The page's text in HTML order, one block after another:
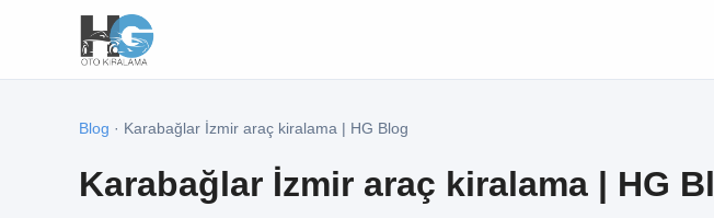
Blog · Karabağlar İzmir araç kiralama | HG Blog
Karabağlar İzmir araç kiralama | HG